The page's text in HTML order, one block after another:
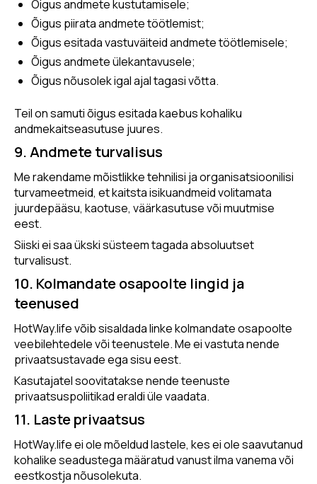
Õigus andmete kustutamisele;
Õigus piirata andmete töötlemist;
Õigus esitada vastuväiteid andmete töötlemisele;
Õigus andmete ülekantavusele;
Õigus nõusolek igal ajal tagasi võtta.
Teil on samuti õigus esitada kaebus kohaliku
andmekaitseasutuse juures.
9. Andmete turvalisus
Me rakendame mõistlikke tehnilisi ja organisatsioonilisi
turvameetmeid, et kaitsta isikuandmeid volitamata
juurdepääsu, kaotuse, väärkasutuse või muutmise
eest.
Siiski ei saa ükski süsteem tagada absoluutset
turvalisust.
10. Kolmandate osapoolte lingid ja
teenused
HotWay.life võib sisaldada linke kolmandate osapoolte
veebilehtedele või teenustele. Me ei vastuta nende
privaatsustavade ega sisu eest.
Kasutajatel soovitatakse nende teenuste
privaatsuspoliitikad eraldi üle vaadata.
11. Laste privaatsus
HotWay.life ei ole mõeldud lastele, kes ei ole saavutanud
kohalike seadustega määratud vanust ilma vanema või
eestkostja nõusolekuta.